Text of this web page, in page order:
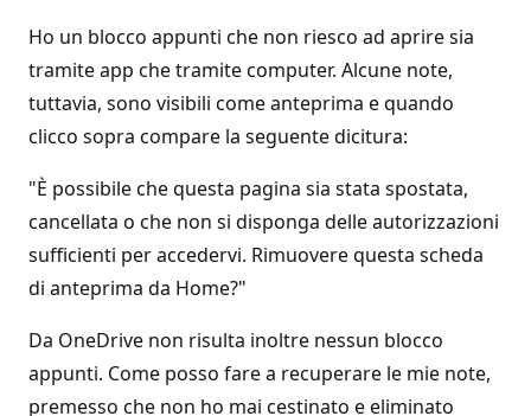
Ho un blocco appunti che non riesco ad aprire sia
tramite app che tramite computer. Alcune note,
tuttavia, sono visibili come anteprima e quando
clicco sopra compare la seguente dicitura:
"È possibile che questa pagina sia stata spostata,
cancellata o che non si disponga delle autorizzazioni
sufficienti per accedervi. Rimuovere questa scheda
di anteprima da Home?"
Da OneDrive non risulta inoltre nessun blocco
appunti. Come posso fare a recuperare le mie note,
premesso che non ho mai cestinato e eliminato